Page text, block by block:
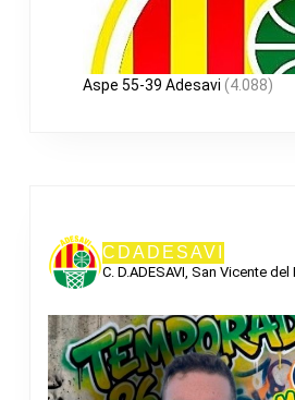
Aspe 55-39 Adesavi (4.088)
CDADESAVI
C. D.ADESAVI, San Vicente del